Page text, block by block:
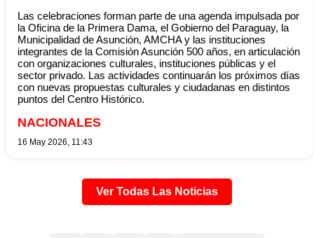
Las celebraciones forman parte de una agenda impulsada por
la Oficina de la Primera Dama, el Gobierno del Paraguay, la
Municipalidad de Asunción, AMCHA y las instituciones
integrantes de la Comisión Asunción 500 años, en articulación
con organizaciones culturales, instituciones públicas y el
sector privado. Las actividades continuarán los próximos días
con nuevas propuestas culturales y ciudadanas en distintos
puntos del Centro Histórico.
NACIONALES
16 May 2026, 11:43
Ver Todas Las Noticias